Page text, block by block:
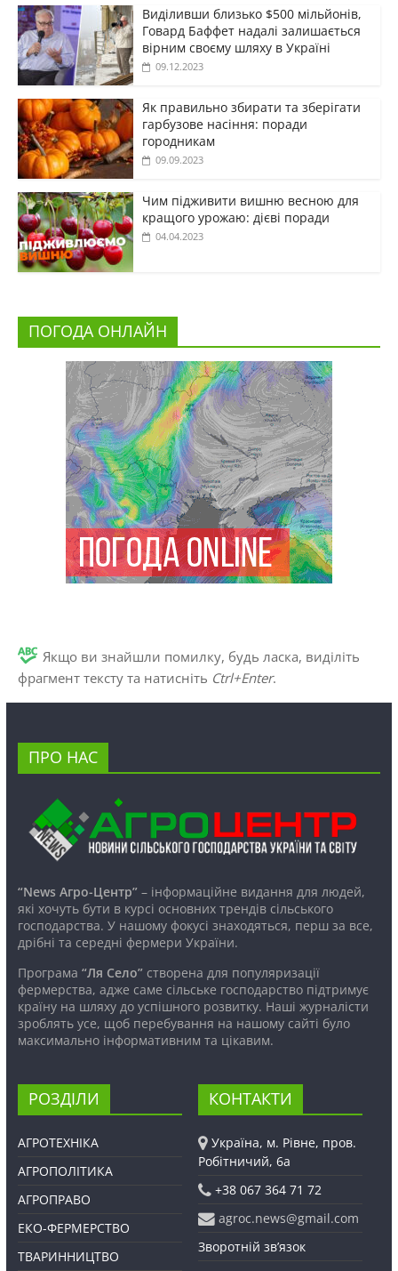
Виділивши близько $500 мільйонів,
Говард Баффет надалі залишається
вірним своєму шляху в Україні
09.12.2023
Як правильно збирати та зберігати
гарбузове насіння: поради
городникам
09.09.2023
Чим підживити вишню весною для
кращого урожаю: дієві поради
04.04.2023
ПОГОДА ОНЛАЙН
Якщо ви знайшли помилку, будь ласка, виділіть
фрагмент тексту та натисніть Ctrl+Enter.
ПРО НАС
“News Агро-Центр”– інформаційне видання для людей,
які хочуть бути в курсі основних трендів сільського
господарства. У нашому фокусі знаходяться, перш за все,
дрібні та середні фермери України.
Програма “Ля Село”створена для популяризації
фермерства, адже саме сільське господарство підтримує
країну на шляху до успішного розвитку. Наші журналісти
зроблять усе, щоб перебування на нашому сайті було
максимально інформативним та цікавим.
РОЗДІЛИ
АГРОТЕХНІКА
АГРОПОЛІТИКА
АГРОПРАВО
ЕКО-ФЕРМЕРСТВО
ТВАРИННИЦТВО
КОНТАКТИ
Україна, м. Рівне, пров.
Робітничий, 6а
+38 067 364 71 72
agroc.news@gmail.com
Зворотній зв’язок